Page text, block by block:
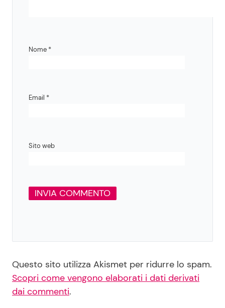
Nome *
Email *
Sito web
Questo sito utilizza Akismet per ridurre lo spam.
Scopri come vengono elaborati i dati derivati
dai commenti.